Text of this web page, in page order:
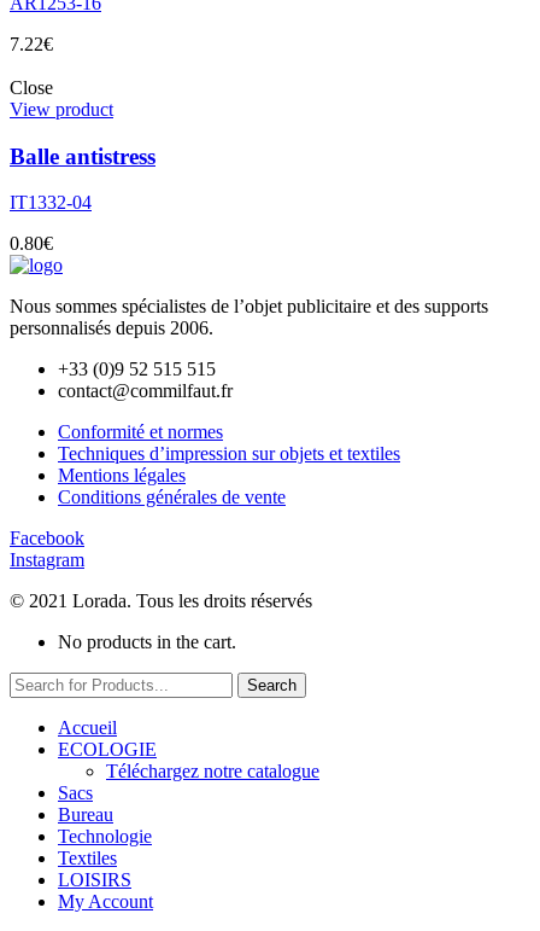
7.22€
Close
View product
Balle antistress
IT1332-04
0.80€
Nous sommes spécialistes de l’objet publicitaire et des supports
personnalisés depuis 2006.
+33 (0)9 52 515 515
contact@commilfaut.fr
Conformité et normes
Techniques d’impression sur objets et textiles
Mentions légales
Conditions générales de vente
Facebook
Instagram
© 2021 Lorada. Tous les droits réservés
No products in the cart.
Search
Accueil
ECOLOGIE
Téléchargez notre catalogue
Sacs
Bureau
Technologie
Textiles
LOISIRS
My Account